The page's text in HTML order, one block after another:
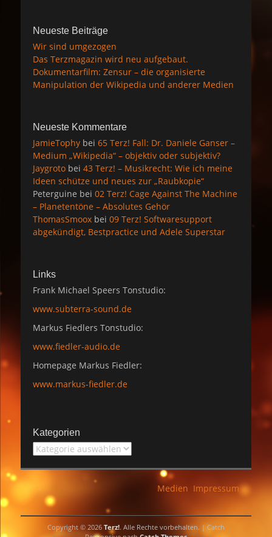
Neueste Beiträge
Wir sind umgezogen
Das Terzmagazin wird neu aufgebaut.
Dokumentarfilm: Zensur – die organisierte
Manipulation der Wikipedia und anderer Medien
Neueste Kommentare
JamieTophy bei 65 Terz! Fall: Dr. Daniele Ganser –
Medium „Wikipedia“ – objektiv oder subjektiv?
Jaygroto bei 43 Terz! – Musikrecht: Wie ich meine
Ideen schütze und neues zur „Raubkopie“
Peterguine bei 02 Terz! Cage Against The Machine
– Planetentöne – Absolutes Gehör
ThomasSmoox bei 09 Terz! Softwaresupport
abgekündigt, Bestpractice und Adele Superstar
Links
Frank Michael Speers Tonstudio:
www.subterra-sound.de
Markus Fiedlers Tonstudio:
www.fiedler-audio.de
Homepage Markus Fiedler:
www.markus-fiedler.de
Kategorien
Kategorien
Medien Impressum
Copyright © 2026 Terz!. Alle Rechte vorbehalten. | Catch